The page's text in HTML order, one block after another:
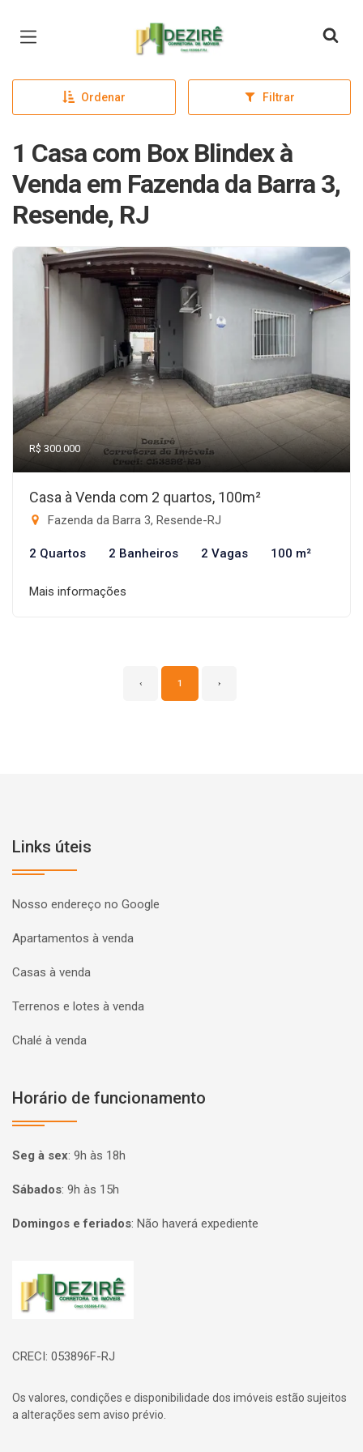
Página inicial
Ordenar Filtrar
1 Casa com Box Blindex à
Venda em Fazenda da Barra 3,
Resende, RJ
R$ 300.000
Casa à Venda com 2 quartos, 100m²
Fazenda da Barra 3, Resende-RJ
2 Quartos 2 Banheiros 2 Vagas 100 m²
Mais informações
‹ 1 ›
Links úteis
Nosso endereço no Google
Apartamentos à venda
Casas à venda
Terrenos e lotes à venda
Chalé à venda
Horário de funcionamento
Seg à sex: 9h às 18h
Sábados: 9h às 15h
Domingos e feriados: Não haverá expediente
Página inicial
CRECI: 053896F-RJ
Os valores, condições e disponibilidade dos imóveis estão sujeitos
a alterações sem aviso prévio.